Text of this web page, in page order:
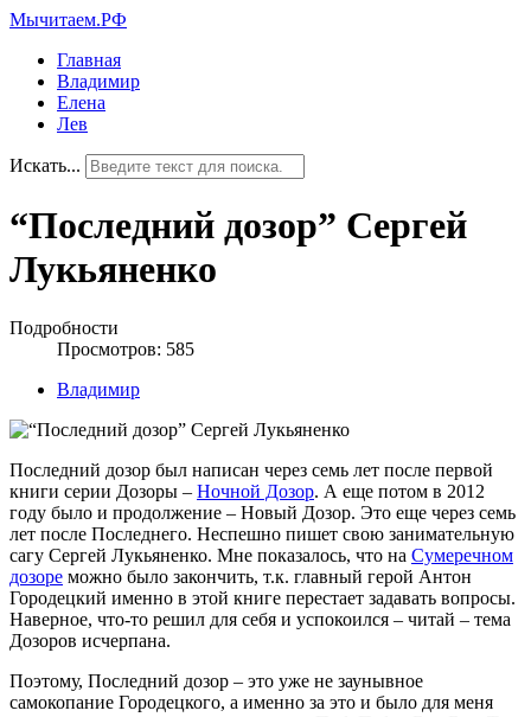
Мычитаем.РФ
Главная
Владимир
Елена
Лев
Искать...
“Последний дозор” Сергей
Лукьяненко
Подробности
Просмотров: 585
Владимир
Последний дозор был написан через семь лет после первой
книги серии Дозоры – Ночной Дозор. А еще потом в 2012
году было и продолжение – Новый Дозор. Это еще через семь
лет после Последнего. Неспешно пишет свою занимательную
сагу Сергей Лукьяненко. Мне показалось, что на Сумеречном
дозоре можно было закончить, т.к. главный герой Антон
Городецкий именно в этой книге перестает задавать вопросы.
Наверное, что-то решил для себя и успокоился – читай – тема
Дозоров исчерпана.
Поэтому, Последний дозор – это уже не заунывное
самокопание Городецкого, а именно за это и было для меня